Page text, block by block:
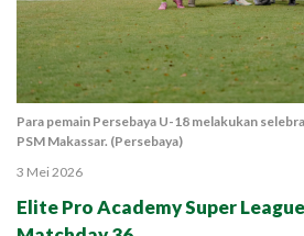
Para pemain Persebaya U-18 melakukan
PSM Makassar. (Persebaya)
3 Mei 2026
Elite Pro Academy Super